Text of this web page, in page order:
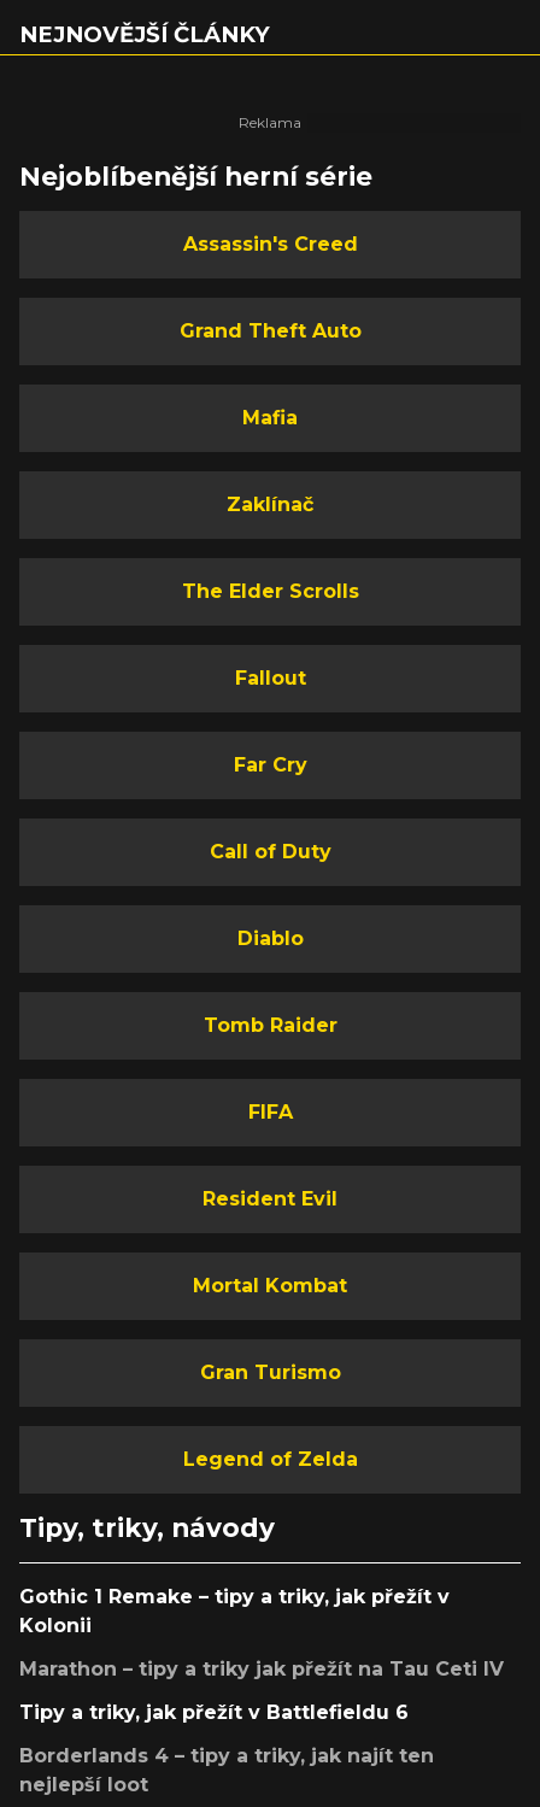
NEJNOVĚJŠÍ ČLÁNKY
Nejoblíbenější herní série
Assassin's Creed
Grand Theft Auto
Mafia
Zaklínač
The Elder Scrolls
Fallout
Far Cry
Call of Duty
Diablo
Tomb Raider
FIFA
Resident Evil
Mortal Kombat
Gran Turismo
Legend of Zelda
Tipy, triky, návody
Gothic 1 Remake – tipy a triky, jak přežít v
Kolonii
Marathon – tipy a triky jak přežít na Tau Ceti IV
Tipy a triky, jak přežít v Battlefieldu 6
Borderlands 4 – tipy a triky, jak najít ten
nejlepší loot